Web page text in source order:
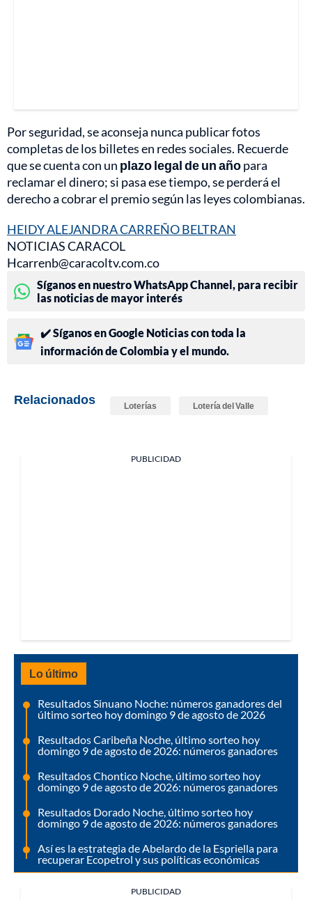
Por seguridad, se aconseja nunca publicar fotos
completas de los billetes en redes sociales. Recuerde
que se cuenta con un plazo legal de un añopara
reclamar el dinero; si pasa ese tiempo, se perderá el
derecho a cobrar el premio según las leyes colombianas.
HEIDY ALEJANDRA CARREÑO BELTRAN
NOTICIAS CARACOL
Hcarrenb@caracoltv.com.co
Síganos en nuestro WhatsApp Channel, para recibir
las noticias de mayor interés
✔️ Síganos en Google Noticias con toda la
información de Colombia y el mundo.
Relacionados Loterías Lotería del Valle
PUBLICIDAD
Lo último
Resultados Sinuano Noche: números ganadores del
último sorteo hoy domingo 9 de agosto de 2026
Resultados Caribeña Noche, último sorteo hoy
domingo 9 de agosto de 2026: números ganadores
Resultados Chontico Noche, último sorteo hoy
domingo 9 de agosto de 2026: números ganadores
Resultados Dorado Noche, último sorteo hoy
domingo 9 de agosto de 2026: números ganadores
Así es la estrategia de Abelardo de la Espriella para
recuperar Ecopetrol y sus políticas económicas
PUBLICIDAD